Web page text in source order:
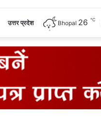
उत्तर प्रदेश Bhopal 26 ℃